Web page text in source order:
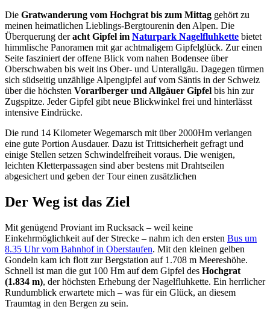
Die Gratwanderung vom Hochgrat bis zum Mittag gehört zu
meinen heimatlichen Lieblings-Bergtourenin den Alpen. Die
Überquerung deracht Gipfel im Naturpark Nagelfluhkette bietet
himmlische Panoramen mit gar achtmaligem Gipfelglück. Zur einen
Seite fasziniert der offene Blick vom nahen Bodensee über
Oberschwaben bis weit ins Ober- und Unterallgäu. Dagegen türmen
sich südseitig unzählige Alpengipfel auf vom Säntis in der Schweiz
über die höchsten Vorarlberger und Allgäuer Gipfel bis hin zur
Zugspitze. Jeder Gipfel gibt neue Blickwinkel frei und hinterlässt
intensive Eindrücke.
Die rund 14 Kilometer Wegemarsch mit über 2000Hm verlangen
eine gute Portion Ausdauer. Dazu ist Trittsicherheit gefragt und
einige Stellen setzen Schwindelfreiheit voraus. Die wenigen,
leichten Kletterpassagen sind aber bestens mit Drahtseilen
abgesichert und geben der Tour einen zusätzlichen
Der Weg ist das Ziel
Mit genügend Proviant im Rucksack – weil keine
Einkehrmöglichkeit auf der Strecke – nahm ich den ersten Bus um
8.35 Uhr vom Bahnhof in Oberstaufen. Mit den kleinen gelben
Gondeln kam ich flott zur Bergstation auf 1.708 m Meereshöhe.
Schnell ist man die gut 100 Hm auf dem Gipfel des Hochgrat
(1.834 m), der höchsten Erhebung der Nagelfluhkette. Ein herrlicher
Rundumblick erwartete mich – was für ein Glück, an diesem
Traumtag in den Bergen zu sein.